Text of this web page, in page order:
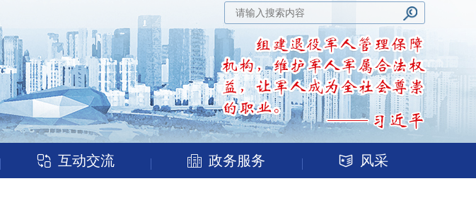
互动交流 政务服务 风采